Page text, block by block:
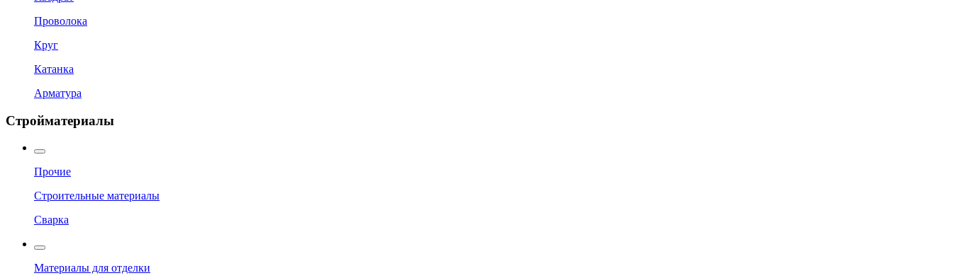
Проволока
Круг
Катанка
Арматура
Стройматериалы
Прочие
Строительные материалы
Сварка
Материалы для отделки